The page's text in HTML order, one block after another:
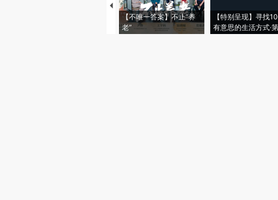
【不唯一答案】不止“养
老”
【特别呈现】寻找
有意思的生活方式·